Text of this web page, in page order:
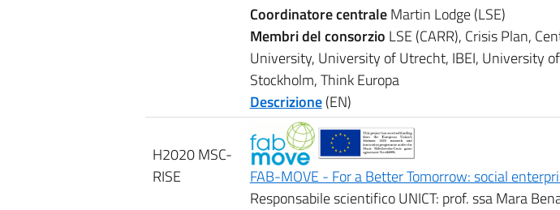
Coordinatore centraleMartin Lodge (LSE)
Membri del consorzio LSE (CARR), Crisis Plan,
University, University of Utrecht, IBEI, University
Stockholm, Think Europa
Descrizione(EN)
H2020 MSC-
RISE
FAB-MOVE - For a Better Tomorrow: social
Responsabile scientifico UNICT: prof. ssa Mara